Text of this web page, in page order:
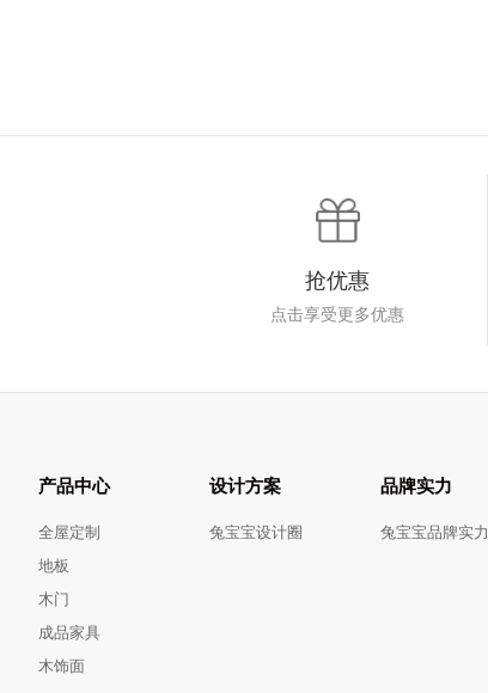
抢优惠
点击享受更多优惠
产品中心
全屋定制
地板
木门
成品家具
木饰面
设计方案
兔宝宝设计圈
品牌实力
兔宝宝品牌实力